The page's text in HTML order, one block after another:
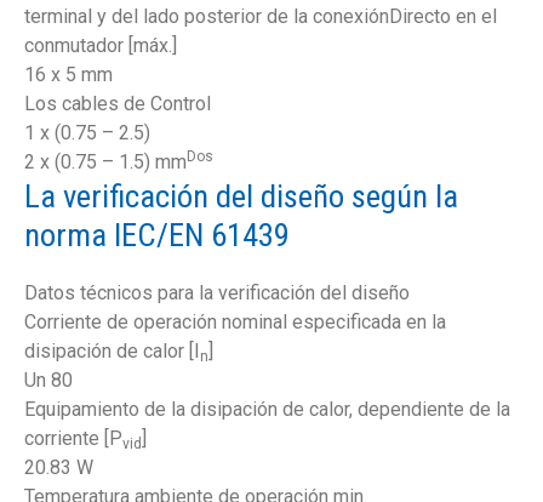
terminal y del lado posterior de la conexiónDirecto en el
conmutador [máx.]
16 x 5 mm
Los cables de Control
1 x (0.75 – 2.5)
2 x (0.75 – 1.5) mmDos
La verificación del diseño según la
norma IEC/EN 61439
Datos técnicos para la verificación del diseño
Corriente de operación nominal especificada en la
disipación de calor [I n
Un 80
Equipamiento de la disipación de calor, dependiente de la
corriente [Pvid
20.83 W
Temperatura ambiente de operación min.